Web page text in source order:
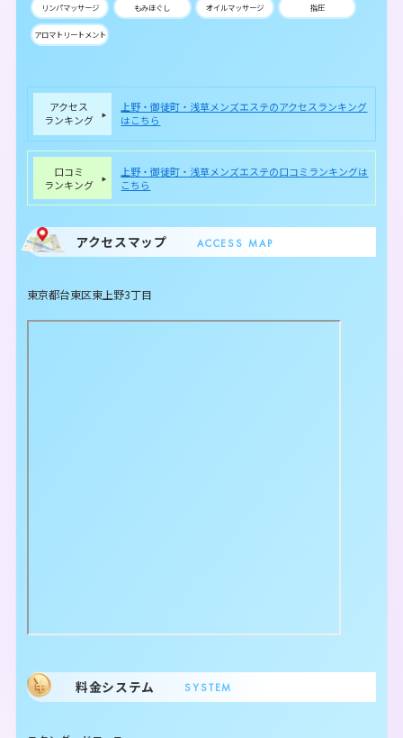
リンパマッサージ もみほぐし オイルマッサージ 指圧
アロマトリートメント
アクセス
ランキング
上野・御徒町・浅草メンズエステのアクセスランキング
はこちら
口コミ
ランキング
上野・御徒町・浅草メンズエステの口コミランキングは
こちら
アクセスマップ ACCESS MAP
東京都台東区東上野3丁目
料金システム SYSTEM